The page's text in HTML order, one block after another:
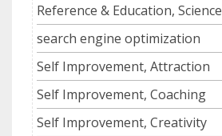
Reference & Education, Science
search engine optimization
Self Improvement, Attraction
Self Improvement, Coaching
Self Improvement, Creativity